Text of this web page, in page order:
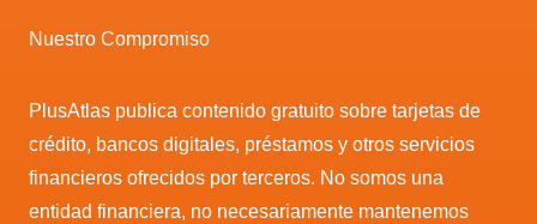
Nuestro Compromiso
PlusAtlas publica contenido gratuito sobre tarjetas de
crédito, bancos digitales, préstamos y otros servicios
financieros ofrecidos por terceros. No somos una
entidad financiera, no necesariamente mantenemos